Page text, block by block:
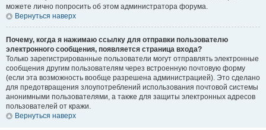
можете лично попросить об этом администратора форума.
Вернуться наверх
Почему, когда я нажимаю ссылку для отправки пользователю
электронного сообщения, появляется страница входа?
Только зарегистрированные пользователи могут отправлять электронные
сообщения другим пользователям через встроенную почтовую форму
(если эта возможность вообще разрешена администрацией). Это сделано
для предотвращения злоупотреблений использования почтовой системы
анонимными пользователями, а также для защиты электронных адресов
пользователей от кражи.
Вернуться наверх